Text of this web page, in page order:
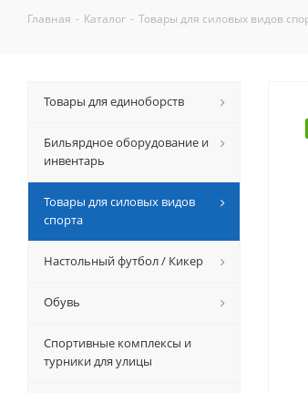
Главная - Каталог - Товары для силовых видов
Товары для единоборств
Бильярдное оборудование и
инвентарь
Товары для силовых видов
спорта
Настольный футбол / Кикер
Обувь
Спортивные комплексы и
турники для улицы